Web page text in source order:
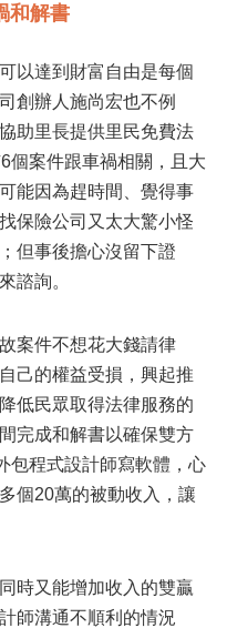
和解書
以達到財富自由是每個
創辦人施尚宏也不例
助里長提供里民免費法
個案件跟車禍相關，且大
能因為趕時間、覺得事
保險公司又太大驚小怪
但事後擔心沒留下證
諮詢。
案件不想花大錢請律
己的權益受損，興起推
低民眾取得法律服務的
完成和解書以確保雙方
包程式設計師寫軟體，心
個20萬的被動收入，讓
時又能增加收入的雙贏
師溝通不順利的情況